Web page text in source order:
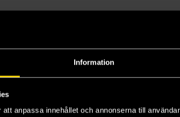
Information
anpassa innehållet och annonserna till